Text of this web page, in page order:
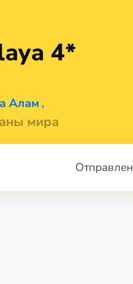
4*
Алам ,
мира